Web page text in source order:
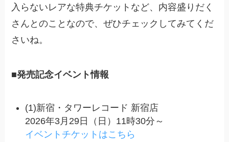
入らないレアな特典チケットなど、内容盛りだく
さんとのことなので、ぜひチェックしてみてくだ
さいね。
■発売記念イベント情報
(1)新宿・タワーレコード 新宿店
2026年3月29日（日）11時30分～
イベントチケットはこちら